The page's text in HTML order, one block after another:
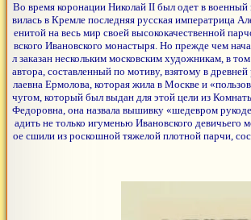
Во время коронации Николай II был одет в
вилась в Кремле последняя русская императрица
енитой на весь мир своей высококачественной
вского Ивановского монастыря. Но прежде чем
л заказан нескольким московским художникам, в
автора, составленный по мотиву, взятому в
лаевна Ермолова, которая жила в Москве и
чугом, который был выдан для этой цели из
Федоровна, она назвала вышивку «шедевром
адить не только игуменью Ивановского
ое сшили из роскошной тяжелой плотной парчи,